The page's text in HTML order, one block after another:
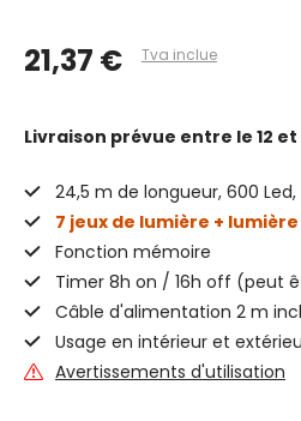
21,37 € Tva inclue
Livraison prévue entre le 12 et
24,5 m de longueur, 600
7 jeux de lumière +
Fonction mémoire
Timer 8h on / 16h off (peut
Câble d'alimentation 2 m
Usage en intérieur et
Avertissements d'utilisation